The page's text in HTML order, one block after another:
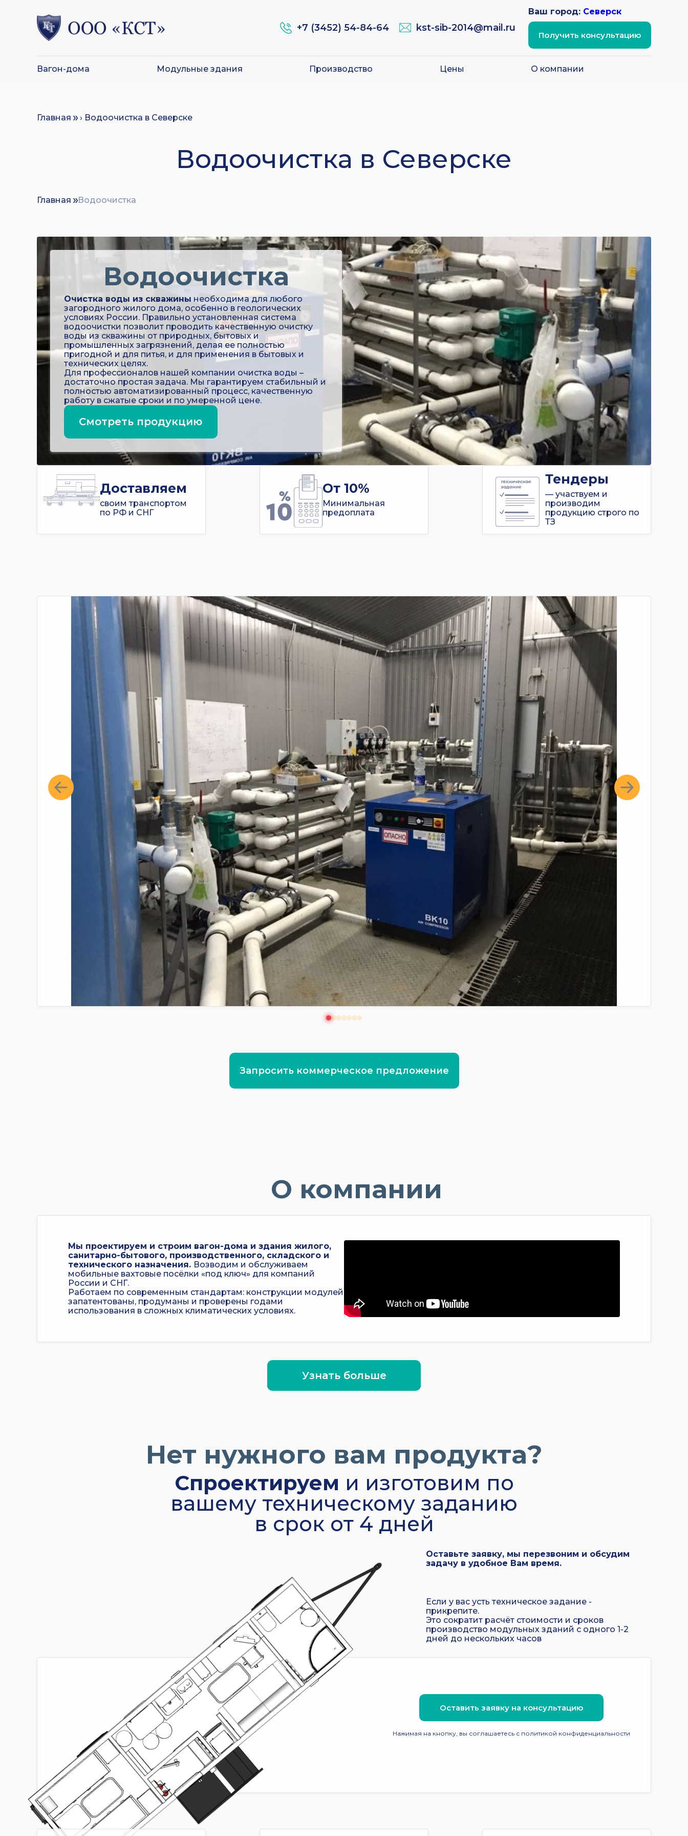
+7 (3452) 54-84-64 kst-sib-2014@mail.ru
Ваш город: Северск
Получить консультацию
Вагон-дома Модульные здания Производство Цены О компании
Главная › Водоочистка в Северске
Водоочистка в Северске
Главная Водоочистка
Водоочистка
Очистка воды из скважины необходима для любого
загородного жилого дома, особенно в геологических
условиях России. Правильно установленная система
водоочистки позволит проводить качественную очистку
воды из скважины от природных, бытовых и
промышленных загрязнений, делая ее полностью
пригодной и для питья, и для применения в бытовых и
технических целях.
Для профессионалов нашей компании очистка воды –
достаточно простая задача. Мы гарантируем стабильный и
полностью автоматизированный процесс, качественную
работу в сжатые сроки и по умеренной цене.
Смотреть продукцию
Доставляем
своим транспортом
по РФ и СНГ
От 10%
Минимальная
предоплата
Тендеры
— участвуем и
производим
продукцию строго по
ТЗ
Запросить коммерческое предложение
О компании
Мы проектируем и строим вагон-дома и здания жилого,
санитарно-бытового, производственного, складского и
технического назначения. Возводим и обслуживаем
мобильные вахтовые посёлки «под ключ» для компаний
России и СНГ.
Работаем по современным стандартам: конструкции модулей
запатентованы, продуманы и проверены годами
использования в сложных климатических условиях.
Узнать больше
Нет нужного вам продукта?
Спроектируем и изготовим по
вашему техническому заданию
в срок от 4 дней
Оставьте заявку, мы перезвоним и обсудим
задачу в удобное Вам время.
Если у вас усть техническое задание -
прикрепите.
Это сократит расчёт стоимости и сроков
производство модульных зданий с одного 1-2
дней до нескольких часов
Оставить заявку на консультацию
Нажимая на кнопку, вы соглашаетесь с политикой конфиденциальности